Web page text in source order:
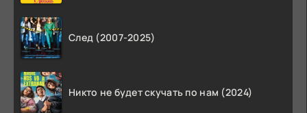
След (2007-2025)
Никто не будет скучать по нам (2024)